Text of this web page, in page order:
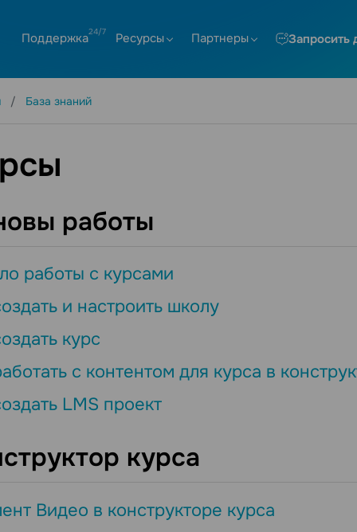
Поддержка Ресурсы Партнеры Запросить
База знаний
работы
работы с курсами
и настроить школу
курс
с контентом для курса в
LMS проект
курса
Видео в конструкторе курса